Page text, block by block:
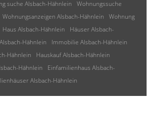
suche Alsbach-Hähnlein
Wohnungssuche
Wohnungsanzeigen Alsbach-Hähnlein
Wohnung
Haus Alsbach-Hähnlein
Häuser Alsbach-
Hähnlein
Immobilie Alsbach-Hähnlein
Hähnlein
Hauskauf Alsbach-Hähnlein
Hähnlein
Einfamilienhaus Alsbach-
Alsbach-Hähnlein